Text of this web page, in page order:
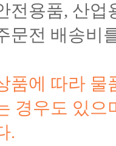
전용품, 산업
문전 배송비
품에 따라 물
경우도 있으
.